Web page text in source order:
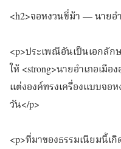
<h2>จอหงวนขี่ม้า — นายอ
<p>ประเพณีอันเป็นเอกลั
ให้ <strong>นายอำเภอเมือ
แต่งองค์ทรงเครื่องแบบจ
วัน</p>
<p>ที่มาของธรรมเนียมนี้เ